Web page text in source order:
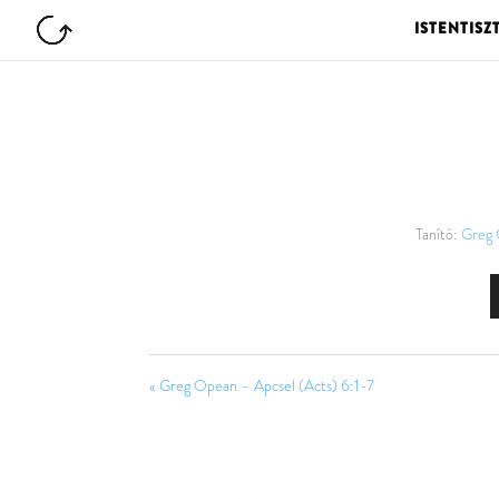
Tanító: Greg
« Greg Opean – Apcsel (Acts) 6:1-7